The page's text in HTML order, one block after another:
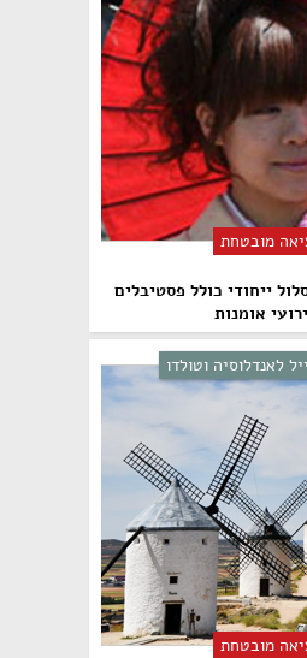
מובטחת
ייחודי כולל פסטיבלים
אומנות
לאנדלוסיה וטולדו
מובטחת